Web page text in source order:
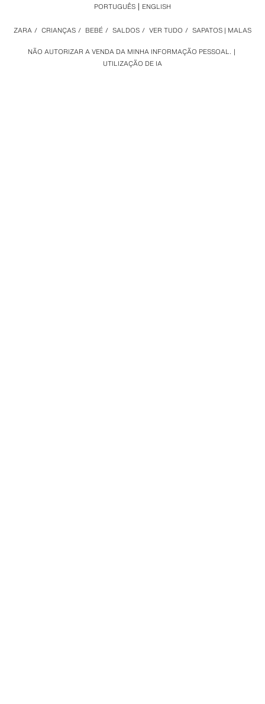
NÃO AUTORIZAR A VENDA DA MINHA INFORMAÇÃO PESSOAL.
UTILIZAÇÃO DE IA
ZARA / CRIANÇAS / BEBÉ / SALDOS / VER TUDO / SAPATOS | MALAS
PORTUGUÊS ENGLISH